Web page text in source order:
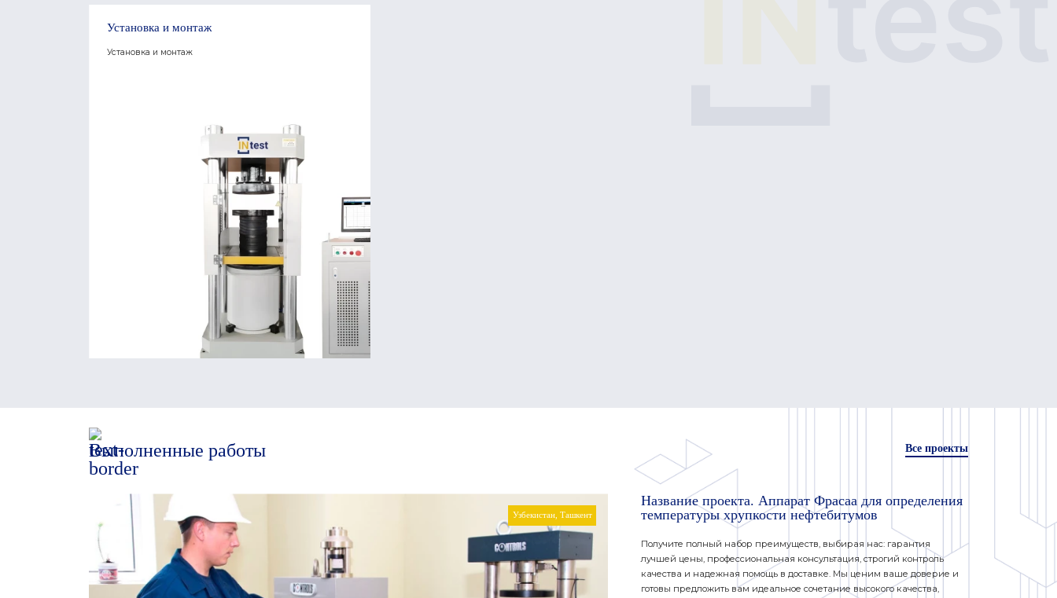
Установка и монтаж
Установка и монтаж
Выполненные работы Все проекты
Узбекистан, Ташкент
Название проекта. Аппарат Фрасаа для определения
температуры хрупкости нефтебитумов
Получите полный набор преимуществ, выбирая нас: гарантия
лучшей цены, профессиональная консультация, строгий контроль
качества и надежная помощь в доставке. Мы ценим ваше доверие и
готовы предложить вам идеальное сочетание высокого качества,